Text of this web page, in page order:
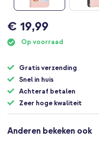
gallerij
Ga
naar
het
de
afbeeldingen-
gallerij
€ 19,99
Op voorraad
Gratis verzending
Snel in huis
Achteraf betalen
Zeer hoge kwaliteit
Anderen bekeken ook